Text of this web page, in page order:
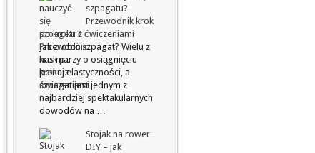
szpagatu?
Przewodnik krok
po kroku z ćwiczeniami
Jak zrobić szpagat? Wielu z
nas marzy o osiągnięciu
pełnej elastyczności, a
szpagat jest jednym z
najbardziej spektakularnych
dowodów na …
Stojak na rower
DIY – jak